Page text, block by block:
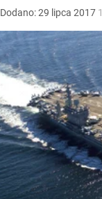
Dodano:29 lipca 2017